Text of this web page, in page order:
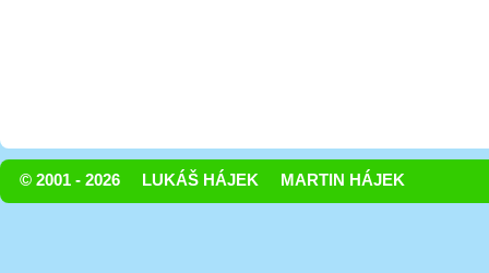
© 2001 - 2026 LUKÁŠ HÁJEK MARTIN HÁJEK